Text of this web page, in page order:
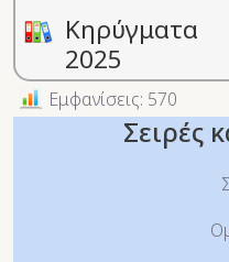
Κηρύγματα
2025
Εμφανίσεις: 570
Σειρές